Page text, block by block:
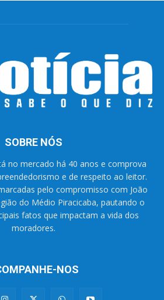
SOBRE NÓS
no mercado há 40 anos e comprova
e de respeito ao leitor.
pelo compromisso com João
do Médio Piracicaba, pautando o
fatos que impactam a vida dos
moradores.
NOS